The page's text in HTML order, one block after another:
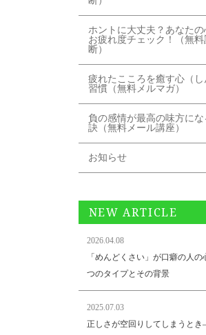
ホントに大丈夫？あなたの
お疲れ度チェック！（無料
断）
疲れたこころを癒す心（し
習慣（無料メルマガ）
負の感情が最高の味方にな
訣（無料メール講座）
お知らせ
NEW ARTICLE
2026.04.08
「めんどくさい」が口癖の人の
つのタイプとその背景
2025.07.03
正しさが空回りしてしまうと